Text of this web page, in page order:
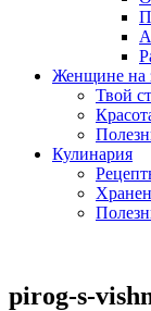
Женщине на
Твой
Кулинария
pirog-s-